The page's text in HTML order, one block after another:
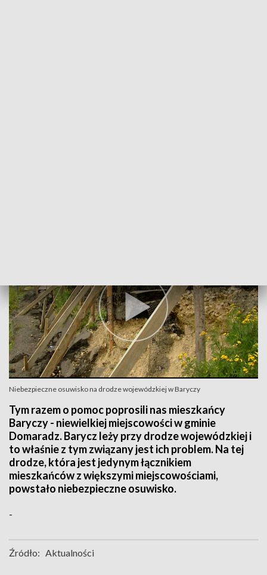
Niebezpieczne osuwisko na drodze wojewódzkiej w Baryczy
Tym razem o pomoc poprosili nas mieszkańcy
Baryczy - niewielkiej miejscowości w gminie
Domaradz. Barycz leży przy drodze wojewódzkiej i
to właśnie z tym związany jest ich problem. Na tej
drodze, która jest jedynym łącznikiem
mieszkańców z większymi miejscowościami,
powstało niebezpieczne osuwisko.
-
Źródło: Aktualności